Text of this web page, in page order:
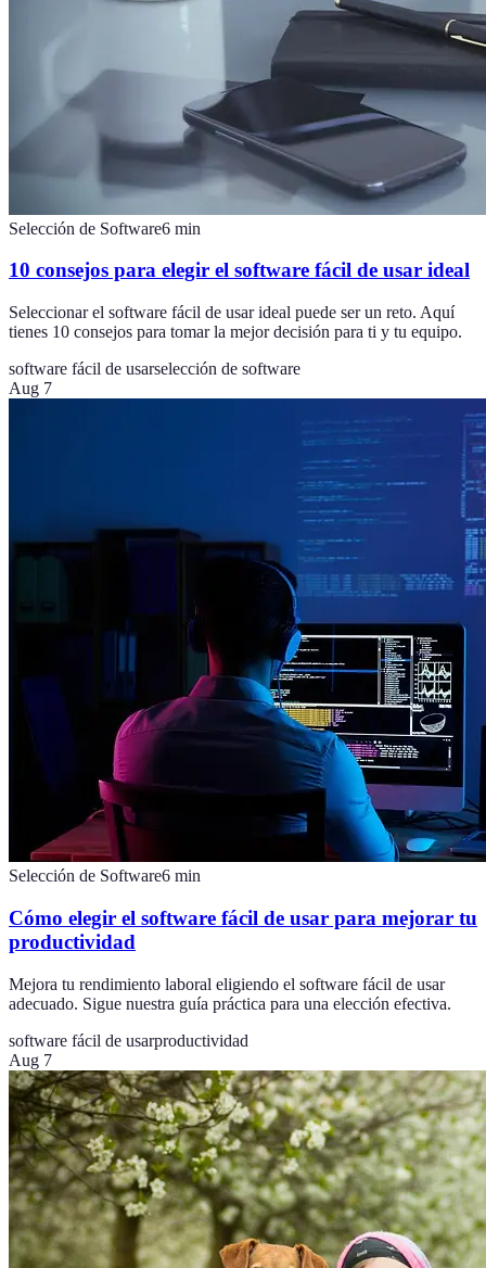
Selección de Software6 min
10 consejos para elegir el software fácil de usar ideal
Seleccionar el software fácil de usar ideal puede ser un reto. Aquí
tienes 10 consejos para tomar la mejor decisión para ti y tu equipo.
software fácil de usarselección de software
Aug 7
Selección de Software6 min
Cómo elegir el software fácil de usar para mejorar tu
productividad
Mejora tu rendimiento laboral eligiendo el software fácil de usar
adecuado. Sigue nuestra guía práctica para una elección efectiva.
software fácil de usarproductividad
Aug 7